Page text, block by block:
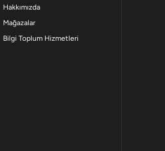
Hakkımızda
Mağazalar
Bilgi Toplum Hizmetleri